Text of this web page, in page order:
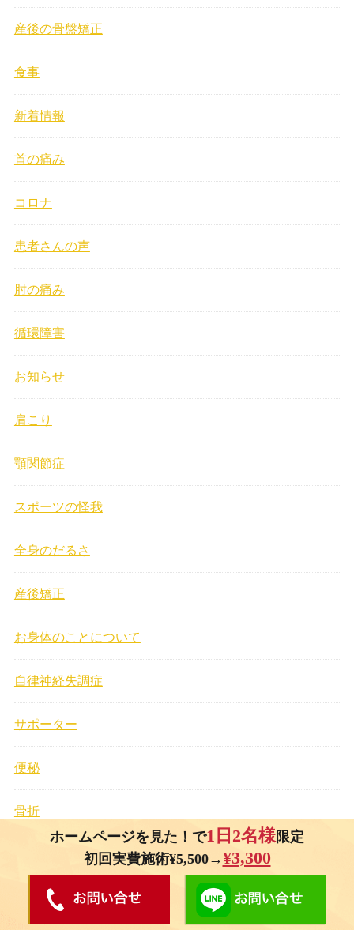
産後の骨盤矯正
食事
新着情報
首の痛み
コロナ
患者さんの声
肘の痛み
循環障害
お知らせ
肩こり
顎関節症
スポーツの怪我
全身のだるさ
産後矯正
お身体のことについて
自律神経失調症
サポーター
便秘
骨折
ホームページを見た！で1日2名様限定
初回実費施術¥5,500→¥3,300